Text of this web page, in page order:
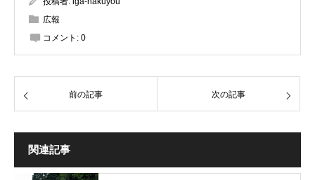
広報
コメント: 0
前の記事 次の記事
関連記事